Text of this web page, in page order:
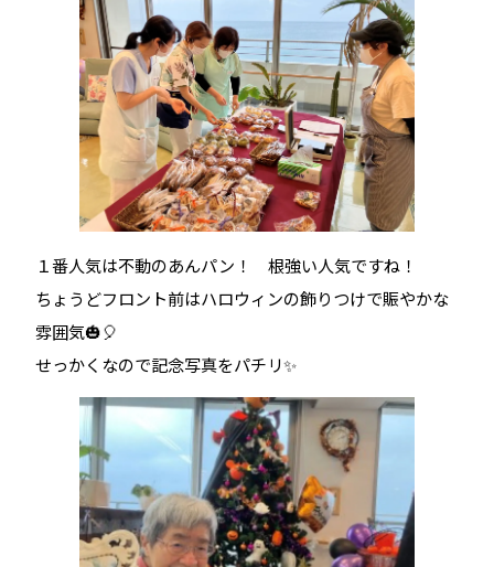
１番人気は不動のあんパン！ 根強い人気ですね！
ちょうどフロント前はハロウィンの飾りつけで賑やかな
雰囲気🎃🎈
せっかくなので記念写真をパチリ✨